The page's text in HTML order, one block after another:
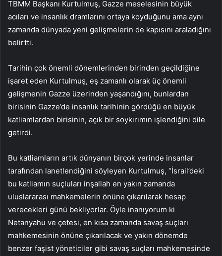
TBMM Başkanı Kurtulmuş, Gazze meselesinin büyük
acıları ve insanlık dramlarını ortaya koyduğunu ama aynı
zamanda dünyada yeni gelişmelerin de kapısını araladığını
belirtti.
Tarihin çok önemli dönemlerinden birinden geçildiğine
işaret eden Kurtulmuş, eş zamanlı olarak üç önemli
gelişmenin Gazze üzerinden yaşandığını, bunlardan
birisinin Gazze’de insanlık tarihinin gördüğü en büyük
katliamlardan birisinin, açık bir soykırımın işlendiğini dile
getirdi.
Bu katliamların artık dünyanın birçok yerinde insanlar
tarafından lanetlendiğini söyleyen Kurtulmuş, “İsrail’deki
bu katliamın suçluları inşallah en yakın zamanda
uluslararası mahkemelerin önüne çıkarılarak hesap
verecekleri günü bekliyorlar. Öyle inanıyorum ki
Netanyahu ve çetesi, en kısa zamanda savaş suçları
mahkemesinin önüne çıkarılacak ve yakın dönemde
benzer faşist yöneticiler gibi savaş suçları mahkemesinde